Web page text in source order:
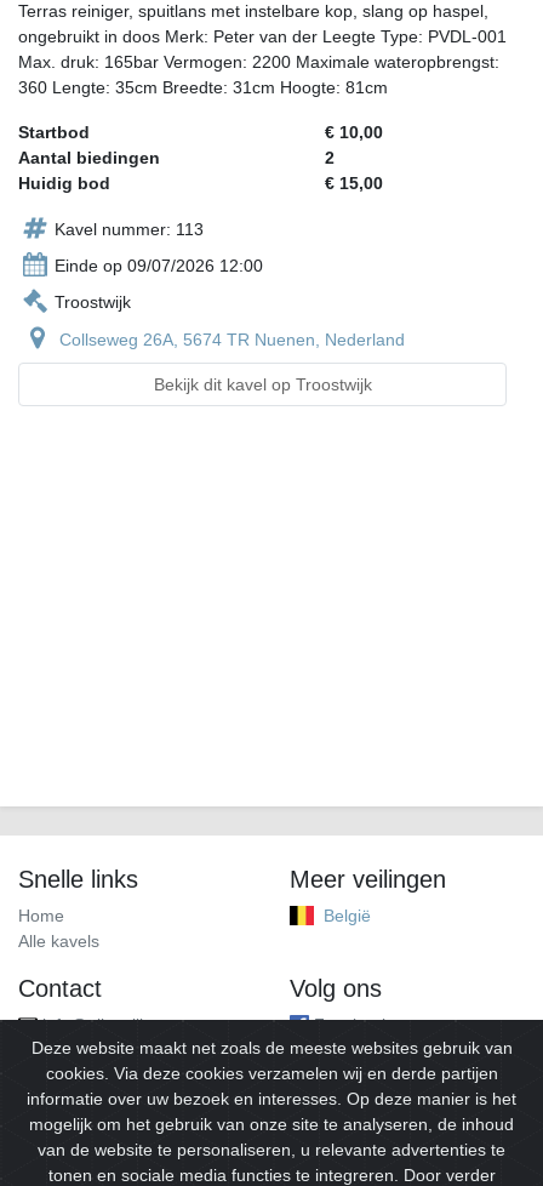
Terras reiniger, spuitlans met instelbare kop, slang op haspel,
ongebruikt in doos Merk: Peter van der Leegte Type: PVDL-001
Max. druk: 165bar Vermogen: 2200 Maximale wateropbrengst:
360 Lengte: 35cm Breedte: 31cm Hoogte: 81cm
Startbod
€ 10,00
Aantal biedingen
2
Huidig bod
€ 15,00
Kavel nummer: 113
Einde op 09/07/2026 12:00
Troostwijk
Collseweg 26A, 5674 TR Nuenen, Nederland
Bekijk dit kavel op Troostwijk
Snelle links
Home
Alle kavels
Meer veilingen
België
Contact
info@alleveilingen.net
Volg ons
Facebook
Deze website maakt net zoals de meeste websites gebruik van
cookies. Via deze cookies verzamelen wij en derde partijen
informatie over uw bezoek en interesses. Op deze manier is het
mogelijk om het gebruik van onze site te analyseren, de inhoud
van de website te personaliseren, u relevante advertenties te
tonen en sociale media functies te integreren. Door verder